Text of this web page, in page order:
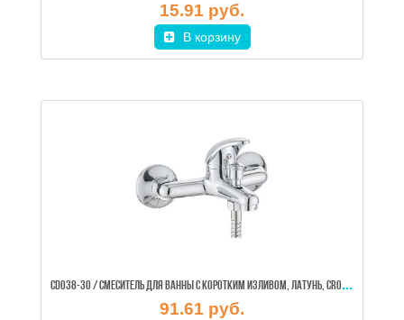
15.91 руб.
В корзину
CD0
38-30 / СМЕСИТЕЛЬ ДЛЯ ВАННЫ С КОРОТКИМ ИЗЛИВОМ, ЛАТУНЬ, CRONWIL
91.61 руб.